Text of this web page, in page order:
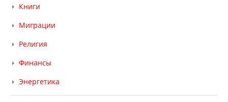
Книги
Миграции
Религия
Финансы
Энергетика